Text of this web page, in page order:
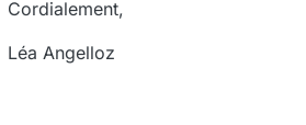
Cordialement,
Léa Angelloz